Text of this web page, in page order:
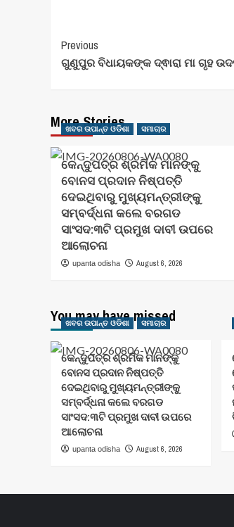
Post
Navigation
Previous
ଗୁଣୁପୁର ବିଧାୟକଙ୍କ ଦ୍ଵାରା ମା ଗୃହ
More Stories
ଖବର ଉପାନ୍ତ ଓଡିଶା ସମାଚାର
କେନ୍ଦୁପତ୍ର ଶ୍ରମିକ ମାନଙ୍କୁ
ବୋନସ ପ୍ରଦାନ ନିଷ୍ପତ୍ତି
ଦେଇଥିବାରୁ ମୁଖ୍ୟମନ୍ତ୍ରୀଙ୍କୁ
ସମ୍ବର୍ଦ୍ଧନା କଲେ ବରଗଡ
ସାଂସଦ:୩ଟି ପ୍ରମୁଖ ଦାବୀ ଉପରେ
ଆଲୋଚନା
upanta odisha August 6, 2026
You may have missed
ଖବର ଉପାନ୍ତ ଓଡିଶା ସମାଚାର
କେନ୍ଦୁପତ୍ର ଶ୍ରମିକ ମାନଙ୍କୁ
ବୋନସ ପ୍ରଦାନ ନିଷ୍ପତ୍ତି
ଦେଇଥିବାରୁ ମୁଖ୍ୟମନ୍ତ୍ରୀଙ୍କୁ
ସମ୍ବର୍ଦ୍ଧନା କଲେ ବରଗଡ
ସାଂସଦ:୩ଟି ପ୍ରମୁଖ ଦାବୀ ଉପରେ
ଆଲୋଚନା
upanta odisha August 6, 2026